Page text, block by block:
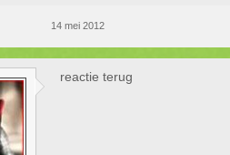
14 mei 2012
reactie terug